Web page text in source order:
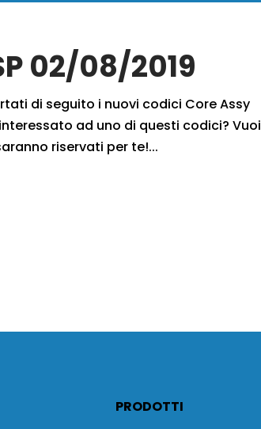
02/08/2019
di seguito i nuovi codici Core Assy
ad uno di questi codici? Vuoi
riservati per te!...
PRODOTTI